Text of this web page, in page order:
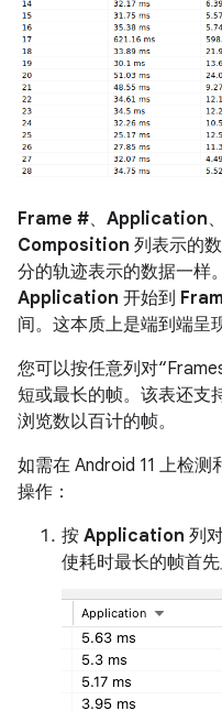
Frame #、 Application、
Composition 列表示的
分的轨迹表示的数据一样。
Application 开始到
间。这本质上是端到端呈
您可以按任意列对
短或最长的帧。该表还支
浏览数以百计的帧。
如需在 Android 11 上检
操作：
按 Application 列
使耗时最长的帧首先